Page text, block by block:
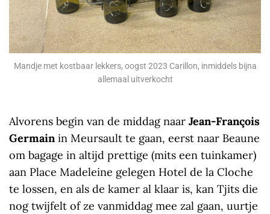
Mandje met kostbaar lekkers, oogst 2023 Carillon, inmiddels bijna
allemaal uitverkocht
Alvorens begin van de middag naar Jean-François
Germainin Meursault te gaan, eerst naar Beaune
om bagage in altijd prettige (mits een tuinkamer)
aan Place Madeleine gelegen Hotel de la Cloche
te lossen, en als de kamer al klaar is, kan Tjits die
nog twijfelt of ze vanmiddag mee zal gaan, uurtje